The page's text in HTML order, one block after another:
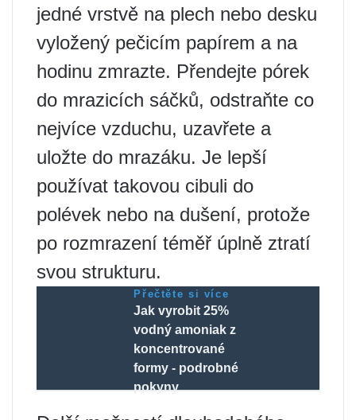
jedné vrstvě na plech nebo desku
vyložený pečicím papírem a na
hodinu zmrazte. Přendejte pórek
do mrazicích sáčků, odstraňte co
nejvíce vzduchu, uzavřete a
uložte do mrazáku. Je lepší
používat takovou cibuli do
polévek nebo na dušení, protože
po rozmrazení téměř úplně ztratí
svou strukturu.
Přečtěte si více
Jak vyrobit 25%
vodný amoniak z
koncentrované
formy - podrobné
pokyny